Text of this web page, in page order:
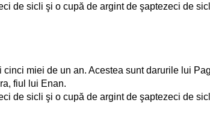
de sicli şi o cupă de argint de şaptezeci de
miei de un an. Acestea sunt darurile lui
fiul lui Enan.
de sicli şi o cupă de argint de şaptezeci de